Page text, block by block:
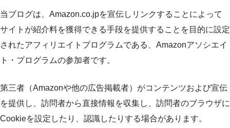
当ブログは、Amazon.co.jpを宣伝しリンクすることによって
サイトが紹介料を獲得できる手段を提供することを目的に設定
されたアフィリエイトプログラムである、Amazonアソシエイ
ト・プログラムの参加者です。
第三者（Amazonや他の広告掲載者）がコンテンツおよび宣伝
を提供し、訪問者から直接情報を収集し、訪問者のブラウザに
Cookieを設定したり、認識したりする場合があります。